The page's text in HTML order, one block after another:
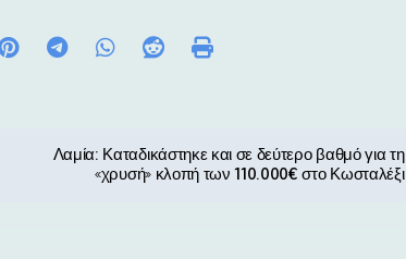
Λαμία: Καταδικάστηκε και σε δεύτερο βαθμό για τη
«χρυσή» κλοπή των 110.000€ στο Κωσταλέξι